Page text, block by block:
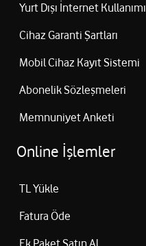
Yurt Dışı İnternet Kullanımı
Cihaz Garanti Şartları
Mobil Cihaz Kayıt Sistemi
Abonelik Sözleşmeleri
Memnuniyet Anketi
Online İşlemler
TL Yükle
Fatura Öde
Ek Paket Satın Al